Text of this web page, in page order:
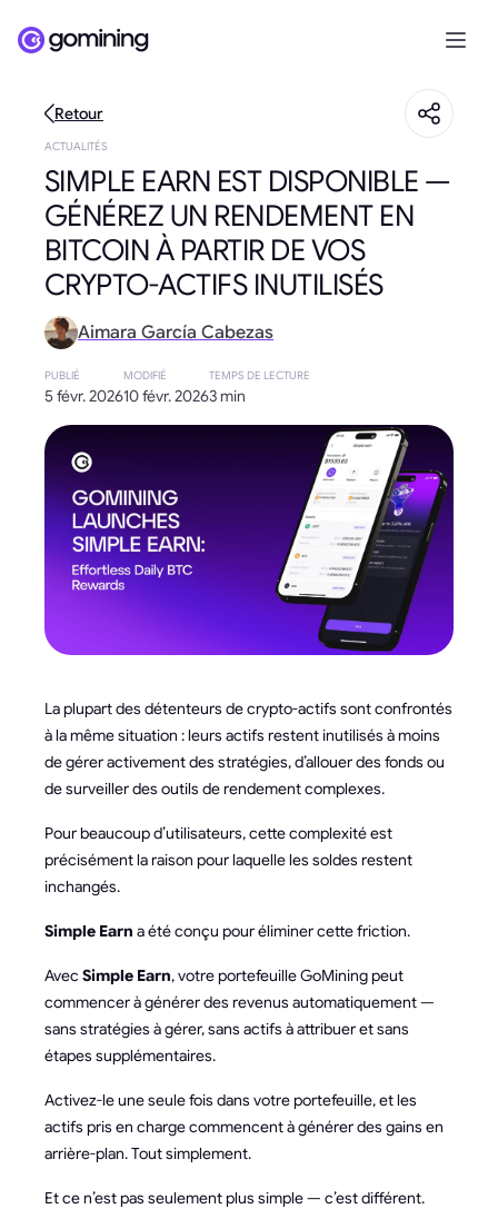
Retour
ACTUALITÉS
SIMPLE EARN EST DISPONIBLE —
GÉNÉREZ UN RENDEMENT EN
BITCOIN À PARTIR DE VOS
CRYPTO-ACTIFS INUTILISÉS
Aimara García Cabezas
PUBLIÉ
5 févr. 2026
MODIFIÉ
10 févr. 2026
TEMPS DE LECTURE
3 min
La plupart des détenteurs de crypto-actifs sont confrontés
à la même situation : leurs actifs restent inutilisés à moins
de gérer activement des stratégies, d’allouer des fonds ou
de surveiller des outils de rendement complexes.
Pour beaucoup d’utilisateurs, cette complexité est
précisément la raison pour laquelle les soldes restent
inchangés.
Simple Earn a été conçu pour éliminer cette friction.
Avec Simple Earn, votre portefeuille GoMining peut
commencer à générer des revenus automatiquement —
sans stratégies à gérer, sans actifs à attribuer et sans
étapes supplémentaires.
Activez-le une seule fois dans votre portefeuille, et les
actifs pris en charge commencent à générer des gains en
arrière-plan. Tout simplement.
Et ce n’est pas seulement plus simple — c’est différent.